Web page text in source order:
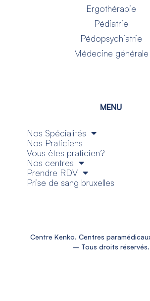
Ergothérapie
Pédiatrie
Pédopsychiatrie
Médecine générale
MENU
Nos Spécialités
Nos Praticiens
Vous êtes praticien?
Nos centres
Prendre RDV
Prise de sang bruxelles
Centre Kenko. Centres
– Tous droits réservés.